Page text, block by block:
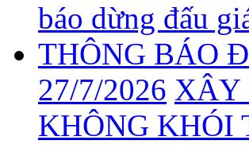
báo dừng đấu
THÔNG BÁO
27/7/2026 XÂY
KHÔNG KHÓI